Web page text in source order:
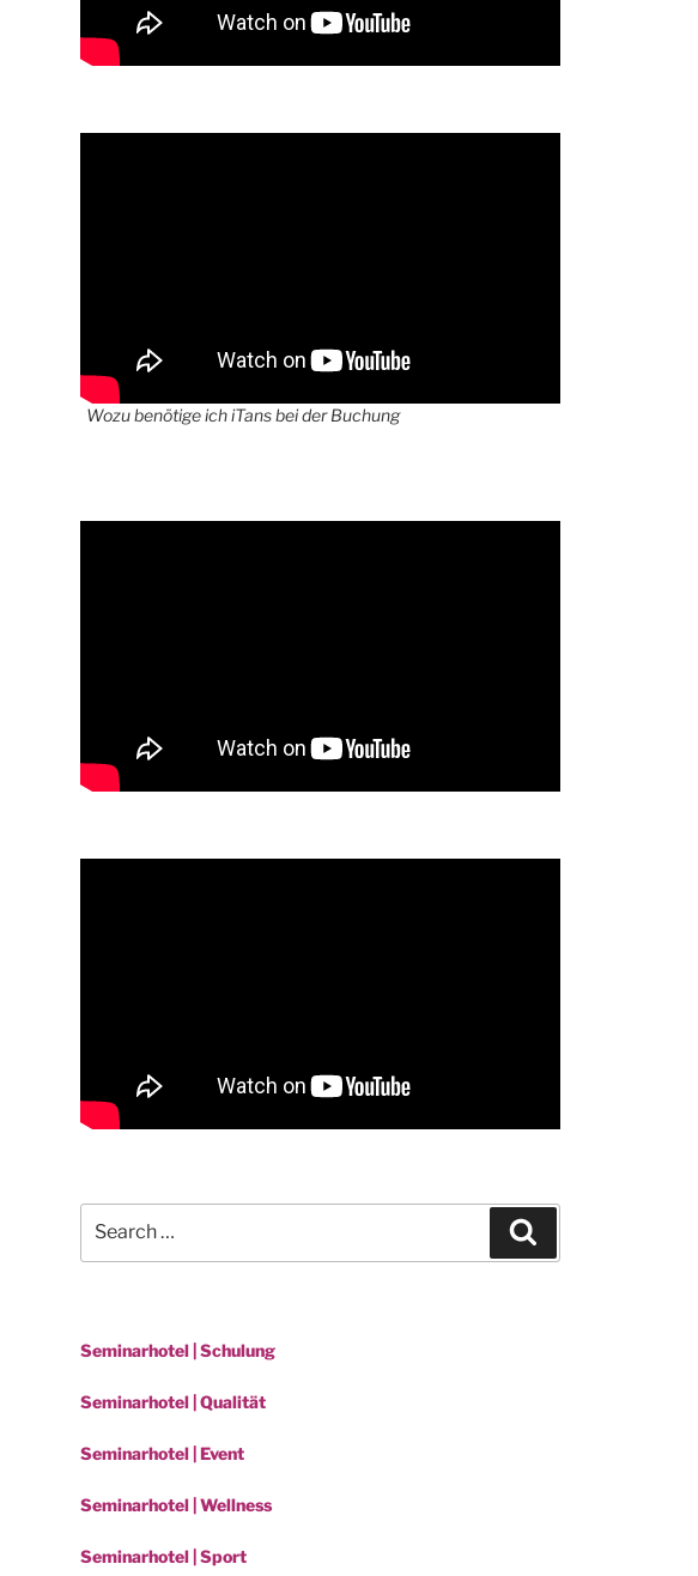
Wozu benötige ich iTans bei der Buchung
for:
Seminarhotel | Schulung
Seminarhotel | Qualität
Seminarhotel | Event
Seminarhotel | Wellness
Seminarhotel | Sport